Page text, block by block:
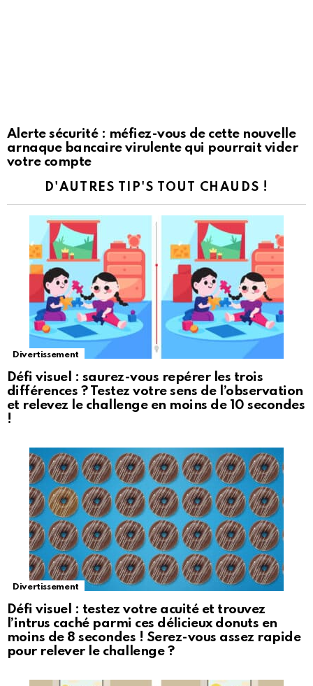
Alerte sécurité : méfiez-vous de cette nouvelle
arnaque bancaire virulente qui pourrait vider
votre compte
D'AUTRES TIP'S TOUT CHAUDS !
Divertissement
Défi visuel : saurez-vous repérer les trois
différences ? Testez votre sens de l’observation
et relevez le challenge en moins de 10 secondes
!
Divertissement
Défi visuel : testez votre acuité et trouvez
l’intrus caché parmi ces délicieux donuts en
moins de 8 secondes ! Serez-vous assez rapide
pour relever le challenge ?